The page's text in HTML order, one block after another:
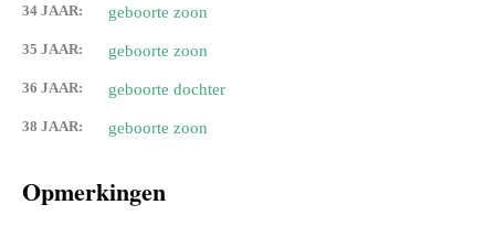
34 JAAR: geboorte zoon
35 JAAR: geboorte zoon
36 JAAR: geboorte dochter
38 JAAR: geboorte zoon
Opmerkingen